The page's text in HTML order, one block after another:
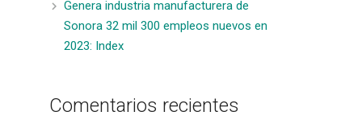
Genera industria manufacturera de
Sonora 32 mil 300 empleos nuevos en
2023: Index
Comentarios recientes